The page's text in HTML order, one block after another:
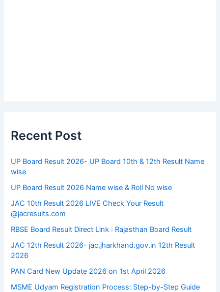
Recent Post
UP Board Result 2026- UP Board 10th & 12th Result Name
wise
UP Board Result 2026 Name wise & Roll No wise
JAC 10th Result 2026 LIVE Check Your Result
@jacresults.com
RBSE Board Result Direct Link : ​Rajasthan Board Result
JAC 12th Result 2026- jac.jharkhand.gov.in 12th Result
2026
PAN Card New Update 2026 on 1st April 2026
MSME Udyam Registration Process: Step-by-Step Guide